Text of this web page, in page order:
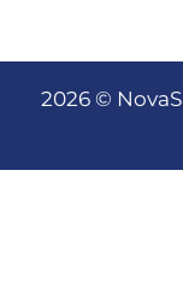
2026 ©